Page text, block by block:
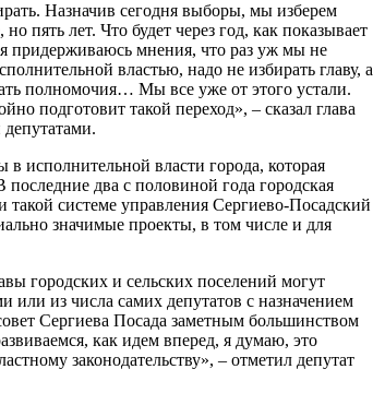
Назначив сегодня выборы, мы изберем
пять лет. Что будет через год, как показывает
придерживаюсь мнения, что раз уж мы не
властью, надо не избирать главу, а
полномочия… Мы все уже от этого устали.
подготовит такой переход», – сказал глава
исполнительной власти города, которая
два с половиной года городская
системе управления Сергиево-Посадский
значимые проекты, в том числе и для
городских и сельских поселений могут
из числа самих депутатов с назначением
Сергиева Посада заметным большинством
как идем вперед, я думаю, это
законодательству», – отметил депутат